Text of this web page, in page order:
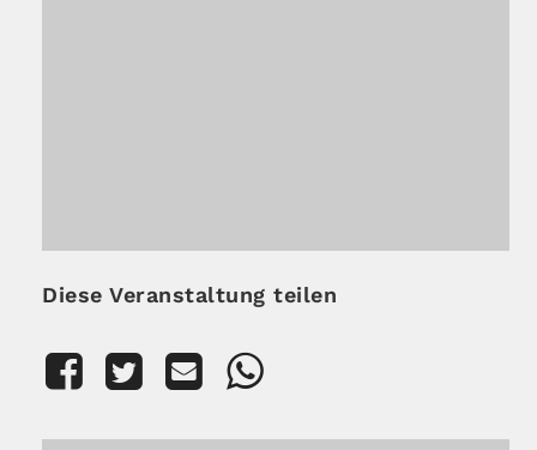
Diese Veranstaltung teilen